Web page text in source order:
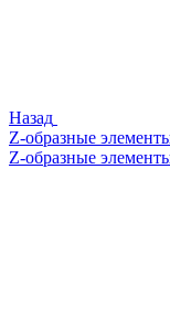
Назад
Z-образные
Z-образные